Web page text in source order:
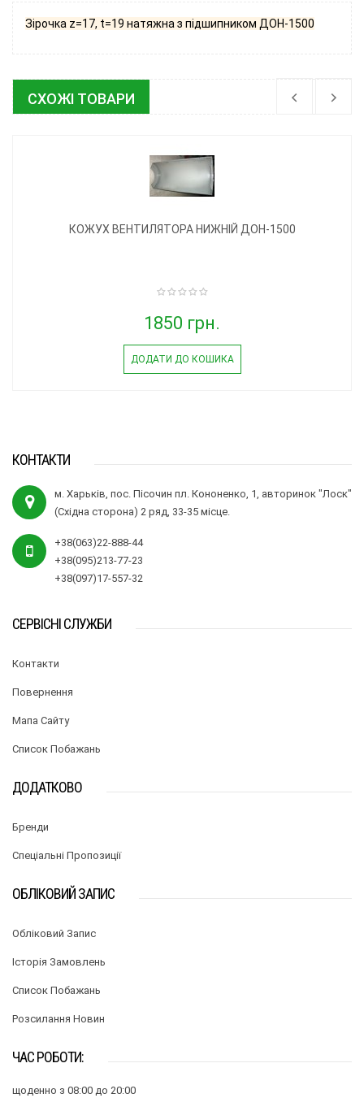
Зірочка z=17, t=19 натяжна з підшипником ДОН-1500
СХОЖІ ТОВАРИ
КОЖУХ ВЕНТИЛЯТОРА НИЖНІЙ ДОН-1500
1850 грн.
ДОДАТИ ДО КОШИКА
КОНТАКТИ
м. Харьків, пос. Пісочин пл. Кононенко, 1, авторинок "Лоск"
(Східна сторона) 2 ряд, 33-35 місце.
+38(063)22-888-44
+38(095)213-77-23
+38(097)17-557-32
СЕРВІСНІ СЛУЖБИ
Контакти
Повернення
Мапа Сайту
Список Побажань
ДОДАТКОВО
Бренди
Спеціальні Пропозиції
ОБЛІКОВИЙ ЗАПИС
Обліковий Запис
Історія Замовлень
Список Побажань
Розсилання Новин
ЧАС РОБОТИ:
щоденно з 08:00 до 20:00